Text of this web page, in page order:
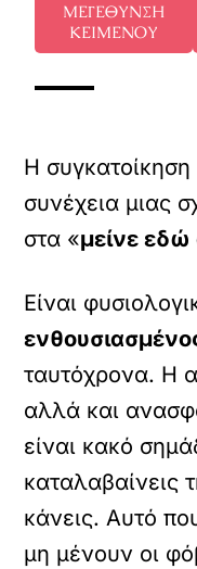
ΜΕΓΕΘΥΝΣΗ
ΚΕΙΜΕΝΟΥ
Η συγκατοίκηση
συνέχεια μιας
στα «μείνε
Είναι
ταυτόχρονα. Η
αλλά και
είναι κακό
καταλαβαίνεις
κάνεις. Αυτό
μη μένουν οι